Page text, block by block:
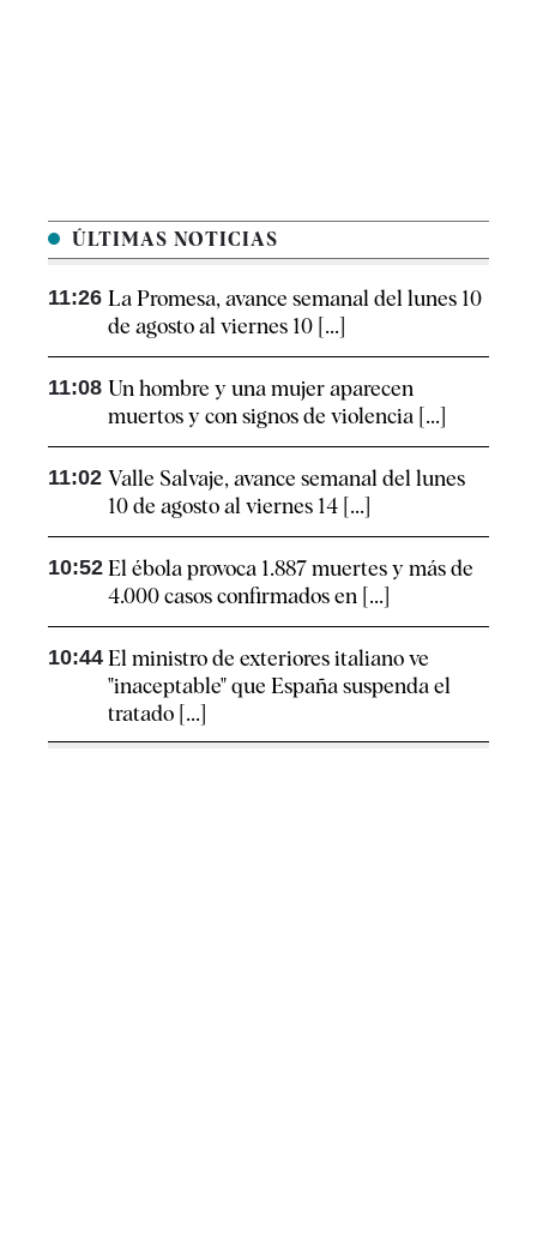
ÚLTIMAS NOTICIAS
11:26 La Promesa, avance semanal del lunes 10
de agosto al viernes 10 [...]
11:08 Un hombre y una mujer aparecen
muertos y con signos de violencia [...]
11:02 Valle Salvaje, avance semanal del lunes
10 de agosto al viernes 14 [...]
10:52 El ébola provoca 1.887 muertes y más de
4.000 casos confirmados en [...]
10:44 El ministro de exteriores italiano ve
"inaceptable" que España suspenda el
tratado [...]